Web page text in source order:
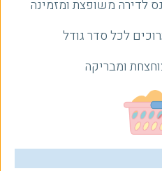
לדירה משופצת ומזמינה
לכל סדר גודל
ומבריקה